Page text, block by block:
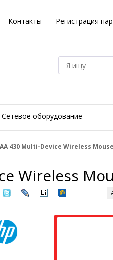
Контакты Регистрация
Сетевое оборудование
430 Multi-Device Wireless Mouse
Wireless